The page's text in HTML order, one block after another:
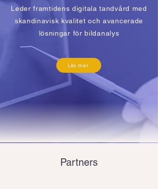
Leder framtidens digitala tandvård med
skandinavisk kvalitet och avancerade
lösningar för bildanalys
Läs mer
Partners